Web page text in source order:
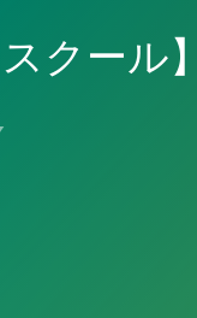
クール